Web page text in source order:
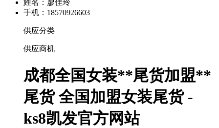
姓名：廖佳玲
手机：18570926603
供应分类
供应商机
成都全国女装**尾货加盟**
尾货 全国加盟女装尾货 -
ks8凯发官方网站